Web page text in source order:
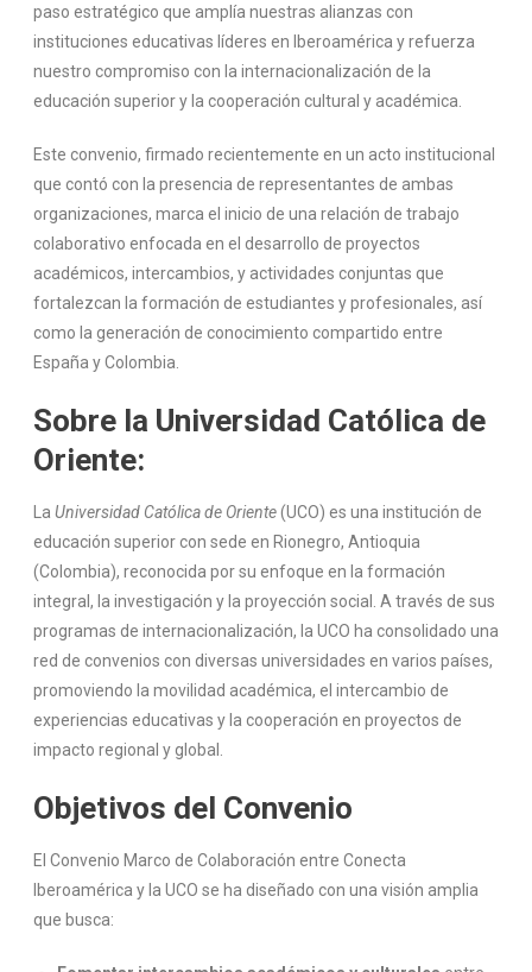
paso estratégico que amplía nuestras alianzas con
instituciones educativas líderes en Iberoamérica y refuerza
nuestro compromiso con la internacionalización de la
educación superior y la cooperación cultural y académica.
Este convenio, firmado recientemente en un acto institucional
que contó con la presencia de representantes de ambas
organizaciones, marca el inicio de una relación de trabajo
colaborativo enfocada en el desarrollo de proyectos
académicos, intercambios, y actividades conjuntas que
fortalezcan la formación de estudiantes y profesionales, así
como la generación de conocimiento compartido entre
España y Colombia.
Sobre la Universidad Católica de
Oriente:
La Universidad Católica de Oriente(UCO) es una institución de
educación superior con sede en Rionegro, Antioquia
(Colombia), reconocida por su enfoque en la formación
integral, la investigación y la proyección social. A través de sus
programas de internacionalización, la UCO ha consolidado una
red de convenios con diversas universidades en varios países,
promoviendo la movilidad académica, el intercambio de
experiencias educativas y la cooperación en proyectos de
impacto regional y global.
Objetivos del Convenio
El Convenio Marco de Colaboración entre Conecta
Iberoamérica y la UCO se ha diseñado con una visión amplia
que busca: